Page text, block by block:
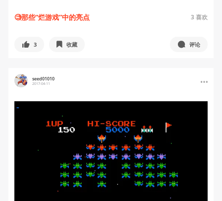
🧐那些“烂游戏”中的亮点 3喜欢
3 收藏 评论
seed01010
2017-04-11